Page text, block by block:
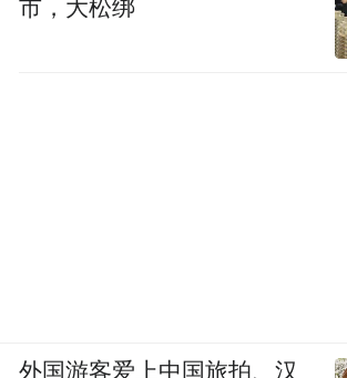
中国智造的故事，才刚刚开始。
市，大松绑
外国游客爱上中国旅拍、汉